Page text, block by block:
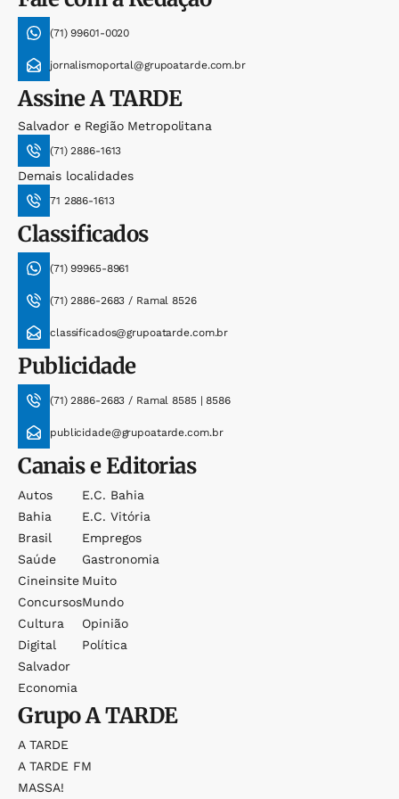
(71) 99601-0020
jornalismoportal@grupoatarde.com.br
AssineA TARDE
Salvador e Região Metropolitana
(71) 2886-1613
Demais localidades
71 2886-1613
Classificados
(71) 99965-8961
(71) 2886-2683 / Ramal 8526
classificados@grupoatarde.com.br
Publicidade
(71) 2886-2683 / Ramal 8585 | 8586
publicidade@grupoatarde.com.br
Canais e Editorias
Autos
Bahia
Brasil
Saúde
Cineinsite
Concursos
Cultura
Digital
Salvador
Economia
E.c. Bahia
E.c. Vitória
Empregos
Gastronomia
Muito
Mundo
Opinião
Política
GrupoA TARDE
A TARDE
A TARDE FM
MASSA!